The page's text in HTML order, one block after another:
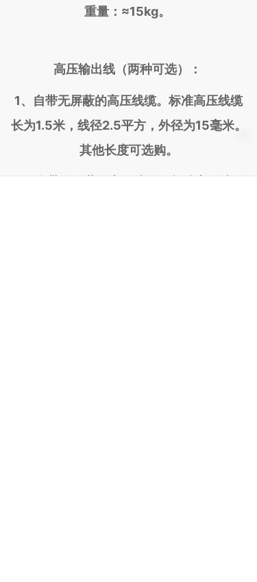
重量：≈15kg。
高压输出线（两种可选）：
1、自带无屏蔽的高压线缆。标准高压线缆
长为1.5米，线径2.5平方，外径为15毫米。
其他长度可选购。